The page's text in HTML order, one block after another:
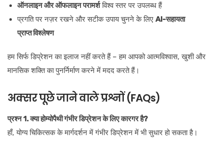
ऑनलाइन और ऑफलाइन परामर्शविश्व स्तर पर उपलब्ध हैं
प्रगति पर नज़र रखने और सटीक उपाय चुनने के लिए AI-सहायता
प्राप्त विश्लेषण
हम सिर्फ डिप्रेशन का इलाज नहीं करते हैं – हम आपको आत्मविश्वास, खुशी और
मानसिक शक्ति का पुनर्निर्माण करने में मदद करते हैं।
अक्सर पूछे जाने वाले प्रश्नों (FAQs)
प्रश्न 1. क्या होम्योपैथी गंभीर डिप्रेशन के लिए कारगर है?
हाँ, योग्य चिकित्सक के मार्गदर्शन में गंभीर डिप्रेशन में भी सुधार हो सकता है।